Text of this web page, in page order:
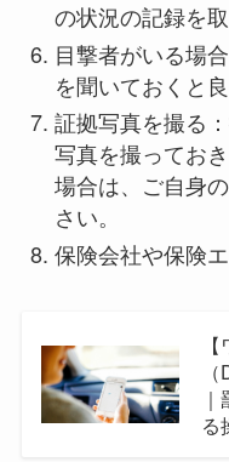
の状況の記録を取
目撃者がいる場
を聞いておくと
証拠写真を撮る
写真を撮ってお
場合は、ご自身
さい。
保険会社や保険
る